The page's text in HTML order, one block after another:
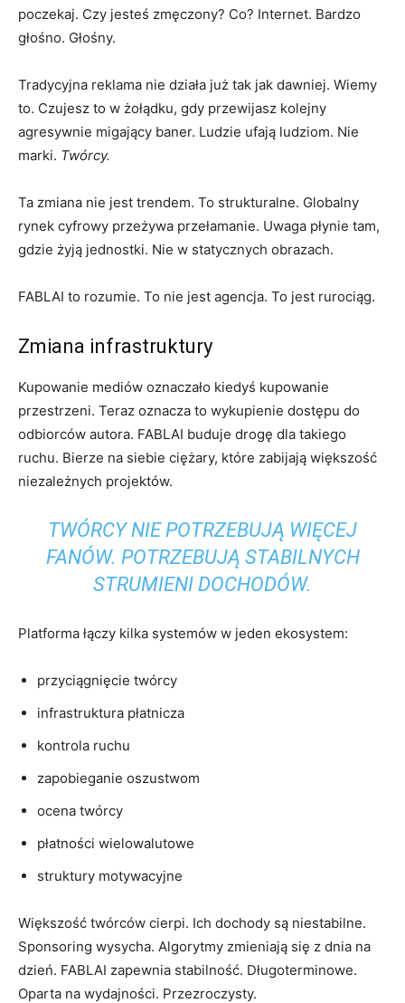
poczekaj. Czy jesteś zmęczony? Co? Internet. Bardzo
głośno. Głośny.
Tradycyjna reklama nie działa już tak jak dawniej. Wiemy
to. Czujesz to w żołądku, gdy przewijasz kolejny
agresywnie migający baner. Ludzie ufają ludziom. Nie
marki. Twórcy.
Ta zmiana nie jest trendem. To strukturalne. Globalny
rynek cyfrowy przeżywa przełamanie. Uwaga płynie tam,
gdzie żyją jednostki. Nie w statycznych obrazach.
FABLAI to rozumie. To nie jest agencja. To jest rurociąg.
Zmiana infrastruktury
Kupowanie mediów oznaczało kiedyś kupowanie
przestrzeni. Teraz oznacza to wykupienie dostępu do
odbiorców autora. FABLAI buduje drogę dla takiego
ruchu. Bierze na siebie ciężary, które zabijają większość
niezależnych projektów.
TWÓRCY NIE POTRZEBUJĄ WIĘCEJ
FANÓW. POTRZEBUJĄ STABILNYCH
STRUMIENI DOCHODÓW.
Platforma łączy kilka systemów w jeden ekosystem:
przyciągnięcie twórcy
infrastruktura płatnicza
kontrola ruchu
zapobieganie oszustwom
ocena twórcy
płatności wielowalutowe
struktury motywacyjne
Większość twórców cierpi. Ich dochody są niestabilne.
Sponsoring wysycha. Algorytmy zmieniają się z dnia na
dzień. FABLAI zapewnia stabilność. Długoterminowe.
Oparta na wydajności. Przezroczysty.